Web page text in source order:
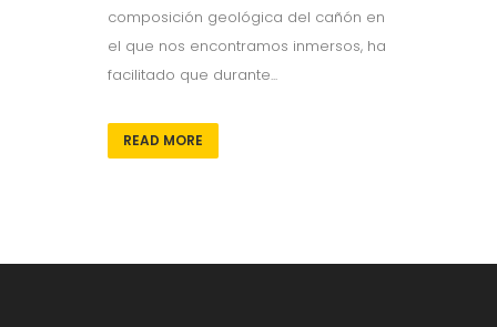
composición geológica del cañón en
el que nos encontramos inmersos, ha
facilitado que durante...
READ MORE